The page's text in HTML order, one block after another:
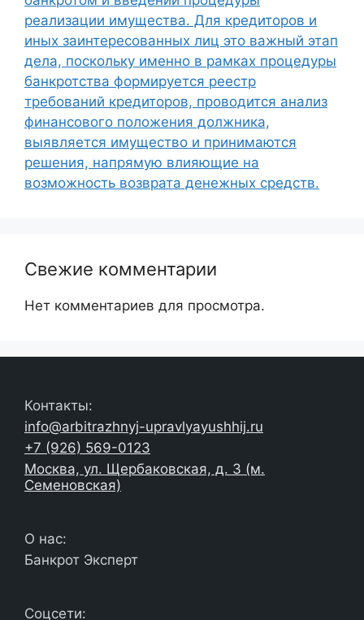
реализации имущества. Для кредиторов и
иных заинтересованных лиц это важный этап
дела, поскольку именно в рамках процедуры
банкротства формируется реестр
требований кредиторов, проводится анализ
финансового положения должника,
выявляется имущество и принимаются
решения, напрямую влияющие на
возможность возврата денежных средств.
Свежие комментарии
Нет комментариев для просмотра.
Контакты:
info@arbitrazhnyj-upravlyayushhij.ru
+7 (926) 569-0123
Москва, ул. Щербаковская, д. 3 (м.
Семеновская)
О нас:
Банкрот Эксперт
Соцсети: